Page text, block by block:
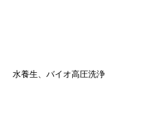
水養生、バイオ高圧洗浄